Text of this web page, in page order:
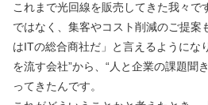
これまで光回線を販売してきた我々で
ではなく、集客やコスト削減のご提案
はITの総合商社だ」と言えるようにな
を流す会社”から、“人と企業の課題聞
ってきたんです。